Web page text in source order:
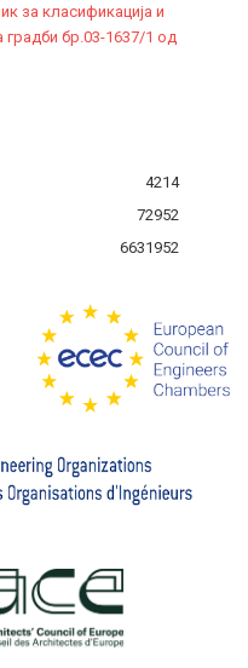
за класификација и
градби бр.03-1637/1 од
4214
72952
6631952